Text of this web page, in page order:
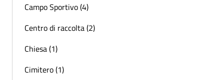
Campo Sportivo (4)
Centro di raccolta (2)
Chiesa (1)
Cimitero (1)